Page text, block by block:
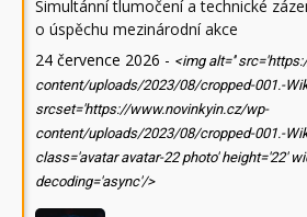
Simultánní tlumočení a technické
o úspěchu mezinárodní akce
24 července 2026 - <img alt=''
content/uploads/2023/08/cropped-001.-
srcset='https://www.novinkyin.cz/wp-
content/uploads/2023/08/cropped-001.-
class='avatar avatar-22 photo' height='22'
decoding='async'/>